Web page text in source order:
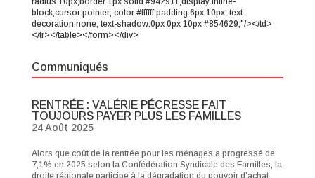
block;cursor:pointer; color:#ffffff;padding:6px 10px; text-
decoration:none; text-shadow:0px 0px 10px #854629;"/></td>
</tr></table></form></div>
Communiqués
RENTRÉE : VALÉRIE PÉCRESSE FAIT
TOUJOURS PAYER PLUS LES FAMILLES
24 Août 2025
Alors que coût de la rentrée pour les ménages a progressé de
7,1% en 2025 selon la Confédération Syndicale des Familles, la
droite régionale participe à la dégradation du pouvoir d’achat